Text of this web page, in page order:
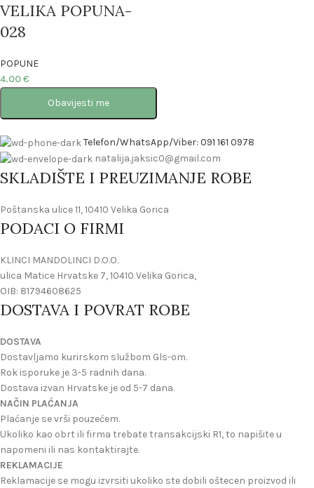
VELIKA POPUNA-
028
POPUNE
4.00€
Obavijesti me
Telefon/WhatsApp/Viber: 091 161 0978
natalija.jaksic0@gmail.com
SKLADIŠTE I PREUZIMANJE ROBE
Poštanska ulice 11, 10410 Velika Gorica
PODACI O FIRMI
KLINCI MANDOLINCI D.O.O.
ulica Matice Hrvatske 7, 10410 Velika Gorica,
OIB: 81794608625
DOSTAVA I POVRAT ROBE
DOSTAVA
Dostavljamo kurirskom službom Gls-om.
Rok isporuke je 3-5 radnih dana.
Dostava izvan Hrvatske je od 5-7 dana.
NAČIN PLAĆANJA
Plaćanje se vrši pouzećem.
Ukoliko kao obrt ili firma trebate transakcijski R1, to napišite u
napomeni ili nas kontaktirajte.
REKLAMACIJE
Reklamacije se mogu izvrsiti ukoliko ste dobili oštecen proizvod ili